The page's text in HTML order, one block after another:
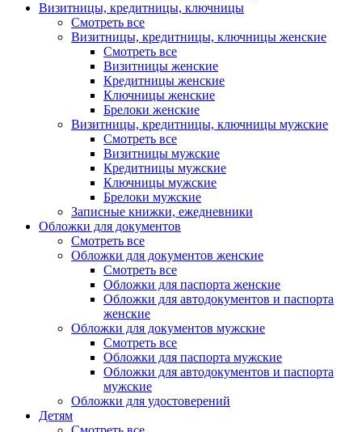
Визитницы, кредитницы, ключницы
Смотреть все
Визитницы, кредитницы, ключницы женские
Смотреть все
Визитницы женские
Кредитницы женские
Ключницы женские
Брелоки женские
Визитницы, кредитницы, ключницы мужские
Смотреть все
Визитницы мужские
Кредитницы мужские
Ключницы мужские
Брелоки мужские
Записные книжки, ежедневники
Обложки для документов
Смотреть все
Обложки для документов женские
Смотреть все
Обложки для паспорта женские
Обложки для автодокументов и паспорта
женские
Обложки для документов мужские
Смотреть все
Обложки для паспорта мужские
Обложки для автодокументов и паспорта
мужские
Обложки для удостоверений
Детям